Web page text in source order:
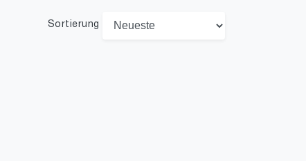
Sortierung